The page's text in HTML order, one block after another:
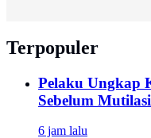
Terpopuler
Pelaku Ungkap
Sebelum
6 jam lalu